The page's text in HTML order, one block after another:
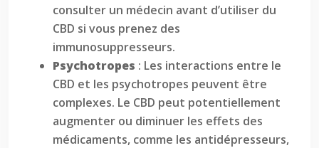
consulter un médecin avant d’utiliser du
CBD si vous prenez des
immunosuppresseurs.
Psychotropes : Les interactions entre le
CBD et les psychotropes peuvent être
complexes. Le CBD peut potentiellement
augmenter ou diminuer les effets des
médicaments, comme les antidépresseurs,